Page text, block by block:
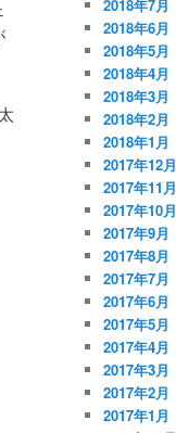
2018年7月
2018年6月
2018年5月
2018年4月
2018年3月
2018年2月
2018年1月
2017年12月
2017年11月
2017年10月
2017年9月
2017年8月
2017年7月
2017年6月
2017年5月
2017年4月
2017年3月
2017年2月
2017年1月